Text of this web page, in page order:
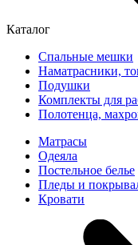
Каталог
Спальные мешки
Наматрасники,
Подушки
Комплекты для
Полотенца,
Матрасы
Одеяла
Постельное белье
Пледы и
Кровати